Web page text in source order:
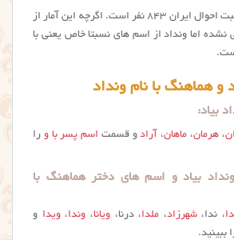
فراوانی نام ونداد در ثبت احوال ایران ۸۴۳ نفر است. اگرچه این آمار از
رسانی نشده اما ونداد از اسم های نسبتا خاص یعنی با
و هماهنگ با نام ونداد
بیاد:
،هرمان، ماهان، آرادو قسمت اسم پسر با و را
بیاد و اسم های دختر هماهنگ با
، ندا،شهرزاد، ملدا، درنا،ویانا، وندا،ویدا و
ببینید.